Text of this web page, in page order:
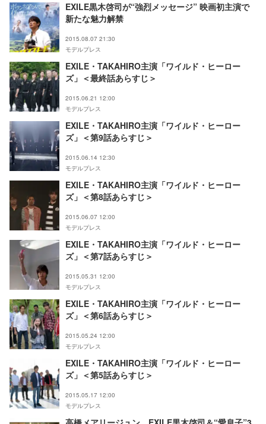
EXILE黒木啓司が“強烈メッセージ” 映画初主演で
新たな魅力解禁
2015.08.07 21:30
モデルプレス
EXILE・TAKAHIRO主演「ワイルド・ヒーロー
ズ」＜最終話あらすじ＞
2015.06.21 12:00
モデルプレス
EXILE・TAKAHIRO主演「ワイルド・ヒーロー
ズ」＜第9話あらすじ＞
2015.06.14 12:30
モデルプレス
EXILE・TAKAHIRO主演「ワイルド・ヒーロー
ズ」＜第8話あらすじ＞
2015.06.07 12:00
モデルプレス
EXILE・TAKAHIRO主演「ワイルド・ヒーロー
ズ」＜第7話あらすじ＞
2015.05.31 12:00
モデルプレス
EXILE・TAKAHIRO主演「ワイルド・ヒーロー
ズ」＜第6話あらすじ＞
2015.05.24 12:00
モデルプレス
EXILE・TAKAHIRO主演「ワイルド・ヒーロー
ズ」＜第5話あらすじ＞
2015.05.17 12:00
モデルプレス